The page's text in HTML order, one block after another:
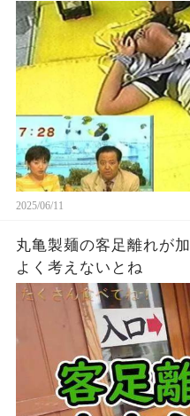
2025/06/11
丸亀製麺の客足離れが
よく考えないとね